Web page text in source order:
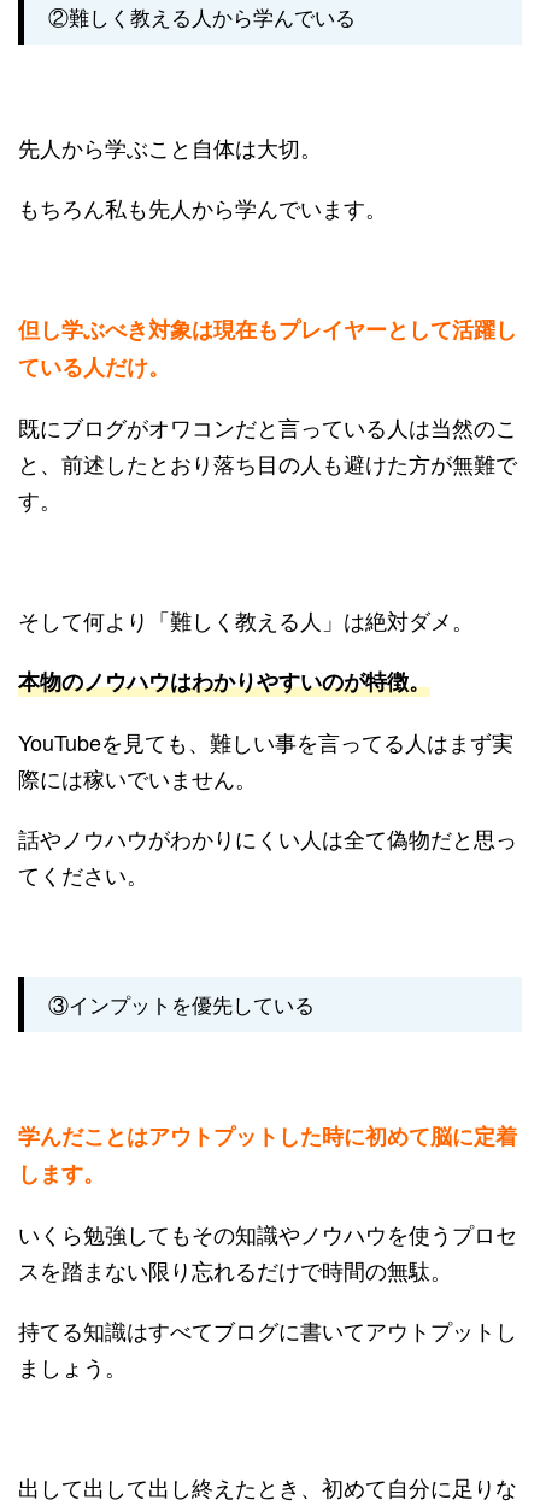
②難しく教える人から学んでいる
先人から学ぶこと自体は大切。
もちろん私も先人から学んでいます。
但し学ぶべき対象は現在もプレイヤーとして活躍し
ている人だけ。
既にブログがオワコンだと言っている人は当然のこ
と、前述したとおり落ち目の人も避けた方が無難で
す。
そして何より「難しく教える人」は絶対ダメ。
本物のノウハウはわかりやすいのが特徴。
YouTubeを見ても、難しい事を言ってる人はまず実
際には稼いでいません。
話やノウハウがわかりにくい人は全て偽物だと思っ
てください。
③インプットを優先している
学んだことはアウトプットした時に初めて脳に定着
します。
いくら勉強してもその知識やノウハウを使うプロセ
スを踏まない限り忘れるだけで時間の無駄。
持てる知識はすべてブログに書いてアウトプットし
ましょう。
出して出して出し終えたとき、初めて自分に足りな